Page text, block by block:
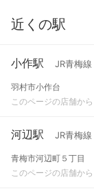
近くの駅
小作駅 JR青梅線
羽村市小作台
このページの店舗か
河辺駅 JR青梅線
青梅市河辺町５丁目
このページの店舗か